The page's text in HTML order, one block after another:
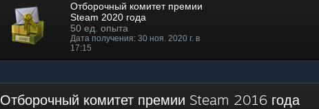
Отборочный комитет премии
Steam 2020 года
50 ед. опыта
Дата получения: 30 ноя. 2020 г. в
17:15
Отборочный комитет премии Steam 2016 года